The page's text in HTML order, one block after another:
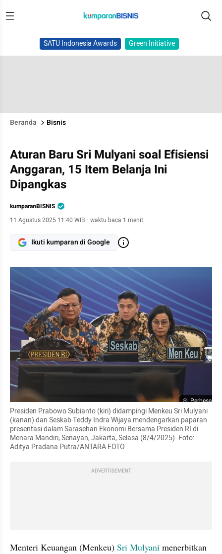
SATU Indonesia Awards Green Initiative
Beranda Bisnis
Aturan Baru Sri Mulyani soal Efisiensi
Anggaran, 15 Item Belanja Ini
Dipangkas
kumparanBISNIS
11 Agustus 2025 11:40 WIB · waktu baca 1 menit
Ikuti kumparan di Google
Perbesar
Presiden Prabowo Subianto (kiri) didampingi Menkeu Sri Mulyani
(kanan) dan Seskab Teddy Indra Wijaya mendengarkan paparan
presentasi dalam Sarasehan Ekonomi Bersama Presiden RI di
Menara Mandiri, Senayan, Jakarta, Selasa (8/4/2025). Foto:
Aditya Pradana Putra/ANTARA FOTO
ADVERTISEMENT
Menteri Keuangan (Menkeu) Sri Mulyani menerbitkan